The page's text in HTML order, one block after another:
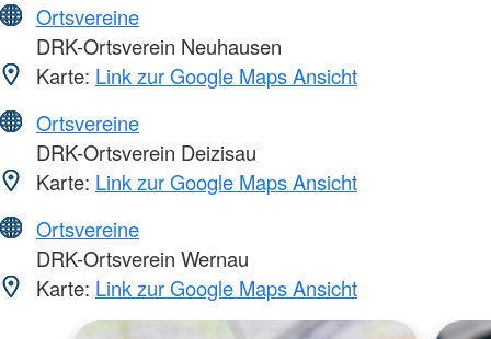
Ortsvereine
DRK-Ortsverein Neuhausen
Karte: Link zur Google Maps Ansicht
Ortsvereine
DRK-Ortsverein Deizisau
Karte: Link zur Google Maps Ansicht
Ortsvereine
DRK-Ortsverein Wernau
Karte: Link zur Google Maps Ansicht